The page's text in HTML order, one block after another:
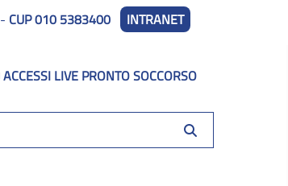
- CUP 010 5383400 INTRANET
ACCESSI LIVE PRONTO SOCCORSO